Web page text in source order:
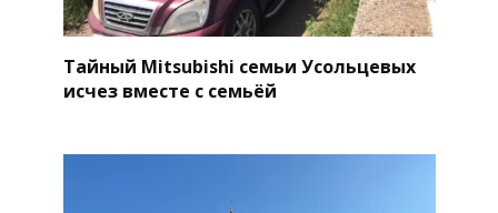
Тайный Mitsubishi семьи Усольцевых
исчез вместе с семьёй